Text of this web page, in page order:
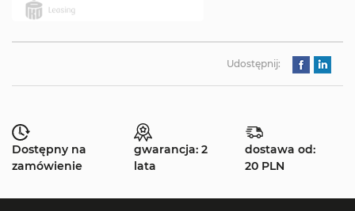
Udostępnij:
Dostępny na
zamówienie
gwarancja: 2
lata
dostawa od:
20 PLN